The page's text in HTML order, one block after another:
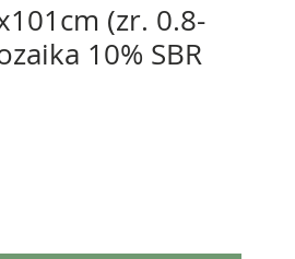
(zr. 0.8-
10% SBR